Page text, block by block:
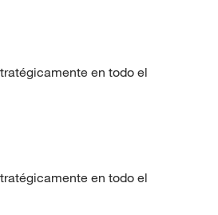
en todo el
en todo el